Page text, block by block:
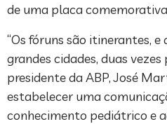
de uma placa
“Os fóruns são itinerantes,
grandes cidades, duas
presidente da ABP, José
estabelecer uma
conhecimento pediátrico e